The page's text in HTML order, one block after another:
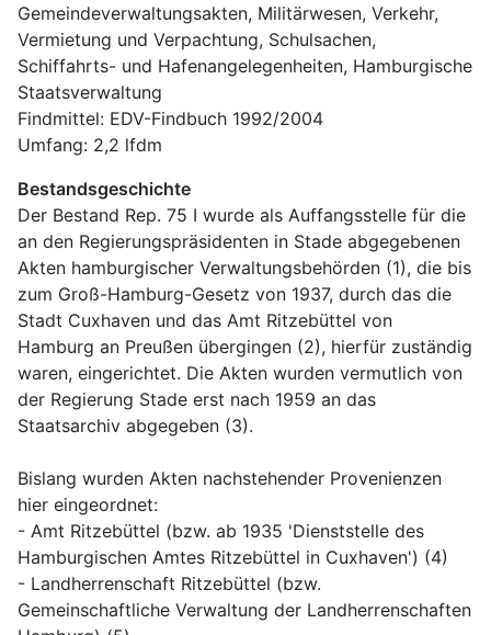
Gemeindeverwaltungsakten, Militärwesen, Verkehr,
Vermietung und Verpachtung, Schulsachen,
Schiffahrts- und Hafenangelegenheiten, Hamburgische
Staatsverwaltung
Findmittel: EDV-Findbuch 1992/2004
Umfang: 2,2 lfdm
Bestandsgeschichte
Der Bestand Rep. 75 I wurde als Auffangsstelle für die
an den Regierungspräsidenten in Stade abgegebenen
Akten hamburgischer Verwaltungsbehörden (1), die bis
zum Groß-Hamburg-Gesetz von 1937, durch das die
Stadt Cuxhaven und das Amt Ritzebüttel von
Hamburg an Preußen übergingen (2), hierfür zuständig
waren, eingerichtet. Die Akten wurden vermutlich von
der Regierung Stade erst nach 1959 an das
Staatsarchiv abgegeben (3).
Bislang wurden Akten nachstehender Provenienzen
hier eingeordnet:
- Amt Ritzebüttel (bzw. ab 1935 'Dienststelle des
Hamburgischen Amtes Ritzebüttel in Cuxhaven') (4)
- Landherrenschaft Ritzebüttel (bzw.
Gemeinschaftliche Verwaltung der Landherrenschaften